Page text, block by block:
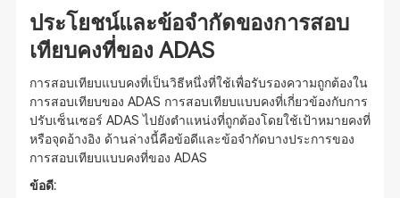
ประโยชน์และข้อจำกัดของการสอบ
เทียบคงที่ของ ADAS
การสอบเทียบแบบคงที่เป็นวิธีหนึ่งที่ใช้เพื่อรับรองความถูกต้องใน
การสอบเทียบของ ADAS การสอบเทียบแบบคงที่เกี่ยวข้องกับการ
ปรับเซ็นเซอร์ ADAS ไปยังตำแหน่งที่ถูกต้องโดยใช้เป้าหมายคงที่
หรือจุดอ้างอิง ด้านล่างนี้คือข้อดีและข้อจำกัดบางประการของ
การสอบเทียบแบบคงที่ของ ADAS
ข้อดี: